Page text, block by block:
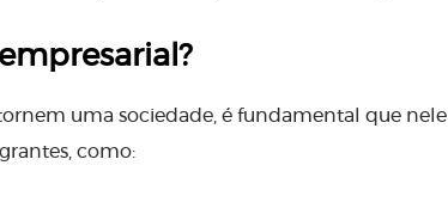
uma sociedade, é fundamental que nele
como: